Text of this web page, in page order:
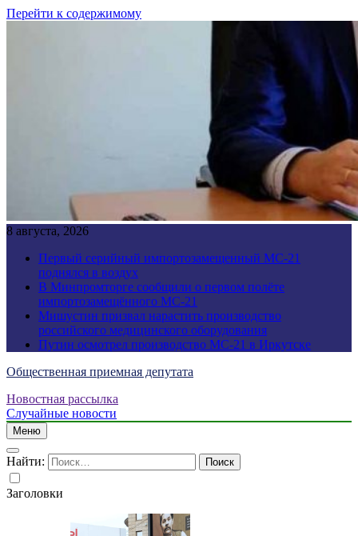
Перейти к содержимому
8 августа, 2026
Первый серийный импортозамещенный МС-21
поднялся в воздух
В Минпромторге сообщили о первом полёте
импортозамещённого МС-21
Мишустин призвал нарастить производство
российского медицинского оборудования
Путин осмотрел производство МС-21 в Иркутске
Общественная приемная депутата
Новостная рассылка
Случайные новости
Меню
Найти:
Заголовки